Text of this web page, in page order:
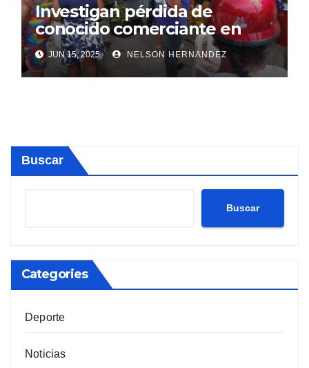
Investigan pérdida de
conocido comerciante en
Sosúa
JUN 15, 2025 NELSON HERNANDEZ
Buscar
Buscar
Categories
Deporte
Noticias